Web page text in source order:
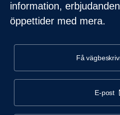
information,
öppettider med mera.
få
e-post